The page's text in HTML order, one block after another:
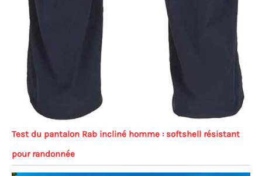
Test du pantalon Rab incliné homme : softshell résistant
pour randonnée